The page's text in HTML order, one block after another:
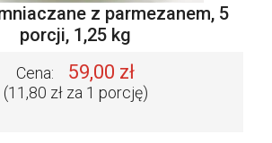
z parmezanem, 5
porcji, 1,25 kg
Cena: 59,00 zł
(11,80 zł za 1 porcję)